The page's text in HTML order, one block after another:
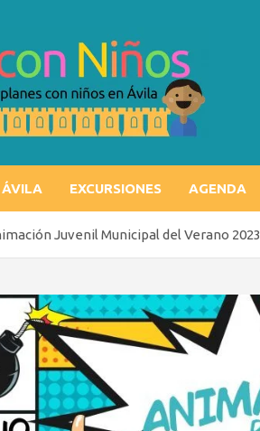
EXCURSIONES AGENDA
Juvenil Municipal del Verano 2023